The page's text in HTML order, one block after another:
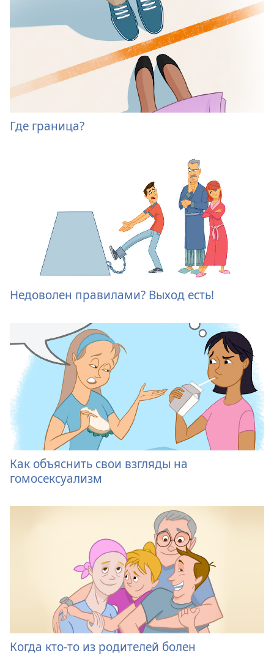
Где граница?
Недоволен правилами? Выход есть!
Как объяснить свои взгляды на
гомосексуализм
Когда кто-то из родителей болен